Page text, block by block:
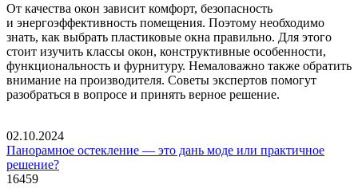
От качества окон зависит комфорт, безопасность
и энергоэффективность помещения. Поэтому необходимо
знать, как выбрать пластиковые окна правильно. Для этого
стоит изучить классы окон, конструктивные особенности,
функциональность и фурнитуру. Немаловажно также обратить
внимание на производителя. Советы экспертов помогут
разобраться в вопросе и принять верное решение.
02.10.2024
Панорамное остекление — это дань моде или практичное
решение?
16459